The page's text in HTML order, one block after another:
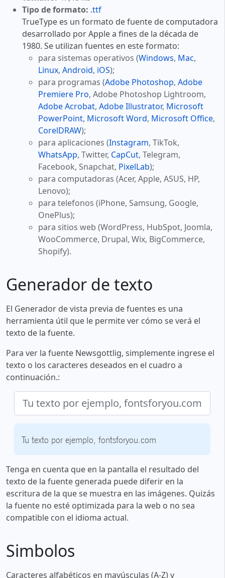
Tipo de formato: .ttf
TrueType es un formato de fuente de computadora
desarrollado por Apple a fines de la década de
1980. Se utilizan fuentes en este formato:
para sistemas operativos (Windows, Mac,
Linux, Android, iOS);
para programas (Adobe Photoshop, Adobe
Premiere Pro, Adobe Photoshop Lightroom,
Adobe Acrobat, Adobe Illustrator, Microsoft
PowerPoint, Microsoft Word, Microsoft Office,
CorelDRAW);
para aplicaciones (Instagram, TikTok,
WhatsApp, Twitter, CapCut, Telegram,
Facebook, Snapchat, PixelLab);
para computadoras (Acer, Apple, ASUS, HP,
Lenovo);
para telefonos (iPhone, Samsung, Google,
OnePlus);
para sitios web (WordPress, HubSpot, Joomla,
WooCommerce, Drupal, Wix, BigCommerce,
Shopify).
Generador de texto
El Generador de vista previa de fuentes es una
herramienta útil que le permite ver cómo se verá el
texto de la fuente.
Para ver la fuente Newsgottlig, simplemente ingrese el
texto o los caracteres deseados en el cuadro a
continuación.:
Tu texto por ejemplo, fontsforyou.com
Tenga en cuenta que en la pantalla el resultado del
texto de la fuente generada puede diferir en la
escritura de la que se muestra en las imágenes. Quizás
la fuente no esté optimizada para la web o no sea
compatible con el idioma actual.
Simbolos
Caracteres alfabéticos en mayúsculas (A-Z) y